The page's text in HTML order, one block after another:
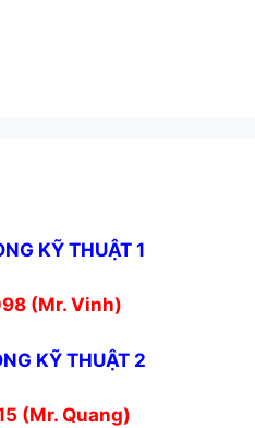
KỸ THUẬT 1
(Mr. Vinh)
KỸ THUẬT 2
(Mr. Quang)